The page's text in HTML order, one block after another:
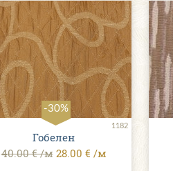
-30%
1182
Гобелен
40.00 € /м 28.00 € /м